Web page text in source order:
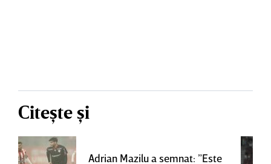
Citește și
Adrian Mazilu a semnat: ”Este